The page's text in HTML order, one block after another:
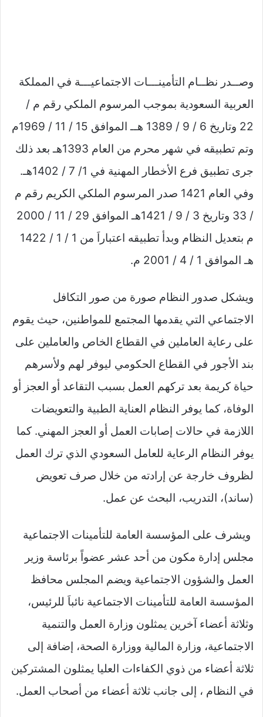
وصــدر نظــام التأمينـــات الاجتماعيـــة في المملكة
العربية السعودية بموجب المرسوم الملكي رقم م /
22 وتاريخ 6 / 9 / 1389 هــ الموافق 15 / 11 / 1969م
وتم تطبيقه في شهر محرم من العام 1393هـ بعد ذلك
جرى تطبيق فرع الأخطار المهنية في 1/ 7 / 1402هـ.
وفي العام 1421 صدر المرسوم الملكي الكريم رقم م
/ 33 وتاريخ 3 / 9 / 1421هـ الموافق 29 / 11 / 2000
م بتعديل النظام وبدأ تطبيقه اعتباراَ من 1 / 1 / 1422
هـ الموافق 1 / 4 / 2001 م.
ويشكل صدور النظام صورة من صور التكافل
الاجتماعي التي يقدمها المجتمع للمواطنين، حيث يقوم
على رعاية العاملين في القطاع الخاص والعاملين على
بند الأجور في القطاع الحكومي ليوفر لهم ولأسرهم
حياة كريمة بعد تركهم العمل بسبب التقاعد أو العجز أو
الوفاة، كما يوفر النظام العناية الطبية والتعويضات
اللازمة في حالات إصابات العمل أو العجز المهني. كما
يوفر النظام الرعاية للعامل السعودي الذي ترك العمل
لظروف خارجة عن إرادته من خلال صرف تعويض
(ساند)، التدريب، البحث عن عمل.
ويشرف على المؤسسة العامة للتأمينات الاجتماعية
مجلس إدارة مكون من أحد عشر عضواً برئاسة وزير
العمل والشؤون الاجتماعية ويضم المجلس محافظ
المؤسسة العامة للتأمينات الاجتماعية نائباَ للرئيس،
وثلاثة أعضاء آخرين يمثلون وزارة العمل والتنمية
الاجتماعية، وزارة المالية ووزارة الصحة، إضافة إلى
ثلاثة أعضاء من ذوي الكفاءات العليا يمثلون المشتركين
في النظام ، إلى جانب ثلاثة أعضاء من أصحاب العمل.